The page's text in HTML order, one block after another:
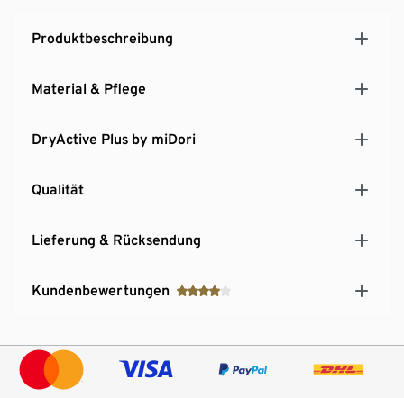
Produktbeschreibung
Material & Pflege
DryActive Plus by miDori
Qualität
Lieferung & Rücksendung
Kundenbewertungen